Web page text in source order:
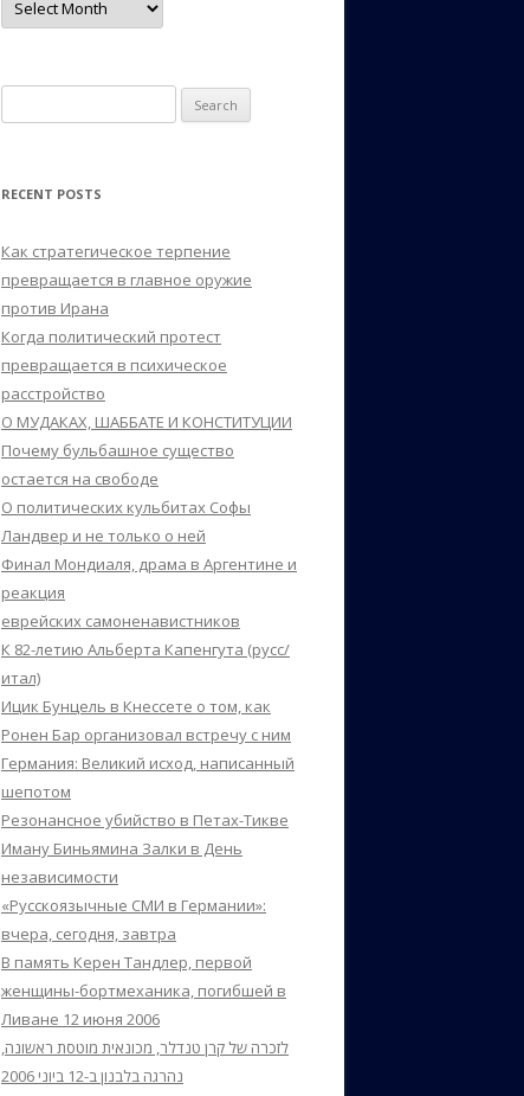
for:
RECENT POSTS
Как стратегическое терпение
превращается в главное оружие
против Ирана
Когда политический протест
превращается в психическое
расстройство
О МУДАКАХ, ШАББАТЕ И КОНСТИТУЦИИ
Почему бульбашное существо
остается на свободе
О политических кульбитах Софы
Ландвер и не только о ней
Финал Мондиаля, драма в Аргентине и
реакция
еврейских самоненавистников
К 82-летию Альберта Капенгута (русс/
итал)
Ицик Бунцель в Кнессете о том, как
Ронен Бар организовал встречу с ним
Германия: Великий исход, написанный
шепотом
Резонансное убийство в Петах-Тикве
Иману Биньямина Залки в День
независимости
«Русскоязычные СМИ в Германии»:
вчера, сегодня, завтра
В память Керен Тандлер, первой
женщины-бортмеханика, погибшей в
Ливане 12 июня 2006
לזכרה של קרן טנדלר, מכונאית מוטסת ראשונה,
נהרגה בלבנון ב-12 ביוני 2006